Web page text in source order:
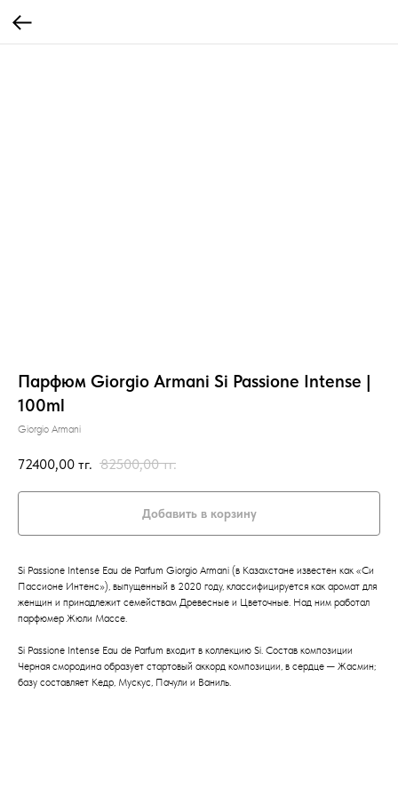
Парфюм Giorgio Armani Si Passione Intense |
100ml
Giorgio Armani
72400,00 тг. 82500,00 тг.
Добавить в корзину
Si Passione Intense Eau de Parfum Giorgio Armani (в Казахстане известен как «Си
Пассионе Интенс»), выпущенный в 2020 году, классифицируется как аромат для
женщин и принадлежит семействам Древесные и Цветочные. Над ним работал
парфюмер Жюли Массе.
Si Passione Intense Eau de Parfum входит в коллекцию Si. Состав композиции
Черная смородина образует стартовый аккорд композиции, в сердце ─ Жасмин;
базу составляет Кедр, Мускус, Пачули и Ваниль.